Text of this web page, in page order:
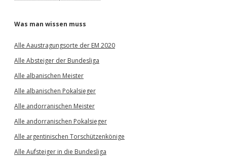
Was man wissen muss
Alle Aaustragungsorte der EM 2020
Alle Absteiger der Bundesliga
Alle albanischen Meister
Alle albanischen Pokalsieger
Alle andorranischen Meister
Alle andorranischen Pokalsieger
Alle argentinischen Torschützenkönige
Alle Aufsteiger in die Bundesliga